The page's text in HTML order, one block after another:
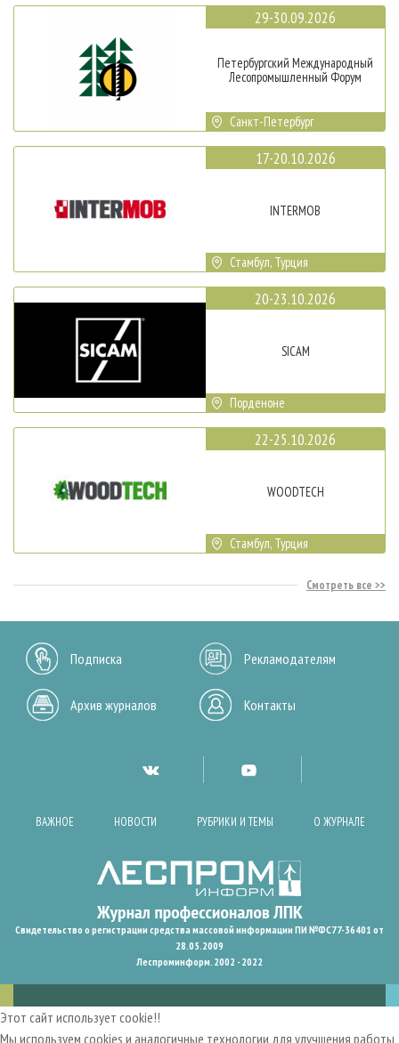
29-30.09.2026
Петербургский Международный
Лесопромышленный Форум
Санкт-Петербург
17-20.10.2026
INTERMOB
Стамбул, Турция
20-23.10.2026
SICAM
Порденоне
22-25.10.2026
WOODTECH
Стамбул, Турция
Смотреть все
Подписка Рекламодателям
Архив журналов Контакты
ВАЖНОЕ НОВОСТИ РУБРИКИ И ТЕМЫ О ЖУРНАЛЕ
Свидетельство о регистрации средства массовой информации ПИ №ФС77-36401 от
28.05.2009
Леспроминформ. 2002 - 2022
Этот сайт использует cookie!!
Мы используем cookies и аналогичные технологии для улучшения работы